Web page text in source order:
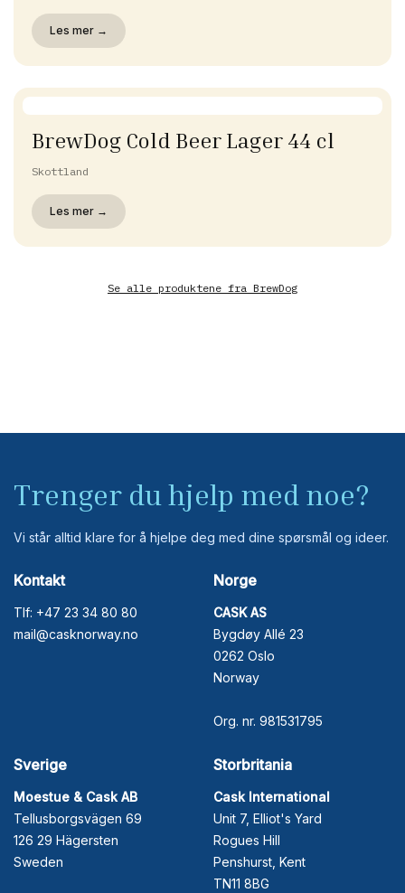
Les mer →
BrewDog Cold Beer Lager 44 cl
Skottland
Les mer →
Se alle produktene fra BrewDog
Trenger du hjelp med noe?
Vi står alltid klare for å hjelpe deg med dine spørsmål og ideer.
Kontakt
Tlf: +47 23 34 80 80
mail@casknorway.no
Norge
CASK AS
Bygdøy Allé 23
0262 Oslo
Norway
Org. nr. 981531795
Sverige
Moestue & Cask AB
Tellusborgsvägen 69
126 29 Hägersten
Sweden
Storbritania
Cask International
Unit 7, Elliot's Yard
Rogues Hill
Penshurst, Kent
TN11 8BG